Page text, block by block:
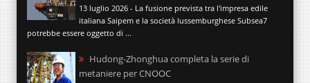
13 luglio 2026 - La fusione prevista tra l'impresa edile
italiana Saipem e la società lussemburghese Subsea7
potrebbe essere oggetto di ...
Hudong-Zhonghua completa la serie di
metaniere per CNOOC